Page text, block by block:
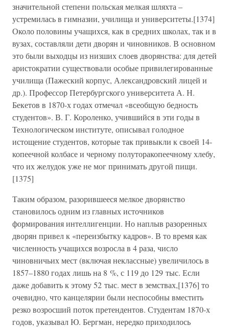
значительной степени польская мелкая шляхта –
устремилась в гимназии, училища и университеты.[1374]
Около половины учащихся, как в средних школах, так и в
вузах, составляли дети дворян и чиновников. В основном
это были выходцы из низших слоев дворянства: для детей
аристократии существовали особые привилегированные
училища (Пажеский корпус, Александровский лицей и
др.). Профессор Петербургского университета А. Н.
Бекетов в 1870-х годах отмечал «всеобщую бедность
студентов». В. Г. Короленко, учившийся в эти годы в
Технологическом институте, описывал голодное
истощение студентов, которые так привыкли к своей 14-
копеечной колбасе и черному полуторакопеечному хлебу,
что их желудок уже не мог принимать другой пищи.
[1375]
Таким образом, разорившееся мелкое дворянство
становилось одним из главных источников
формирования интеллигенции. Но наплыв разоренных
дворян привел к «переизбытку кадров». В то время как
численность учащихся возросла в 4 раза, число
чиновничьих мест (включая неклассные) увеличилось в
1857–1880 годах лишь на 8 %, с 119 до 129 тыс. Если
даже добавить к этому 52 тыс. мест в земствах,[1376] то
очевидно, что канцелярии были неспособны вместить
резко возросший поток претендентов. Студентам 1870-х
годов, указывал Ю. Бергман, нередко приходилось